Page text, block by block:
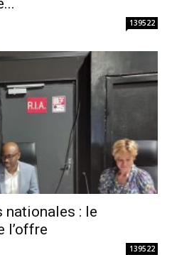
139522
nationales : le
l’offre
139522